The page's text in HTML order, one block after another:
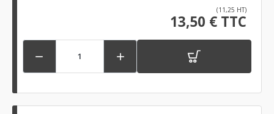
(11,25 HT)
13,50 € TTC
 